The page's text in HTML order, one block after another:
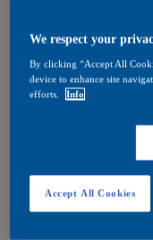
Base
Productos de
Base
Exterior
We respect your
By clicking “Accept All
device to enhance site
efforts.
Info
Accept All Cookies